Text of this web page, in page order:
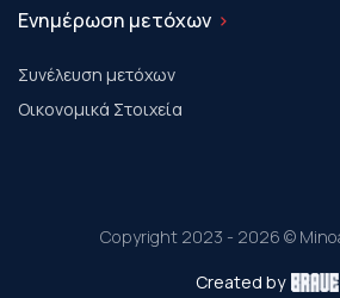
Ενημέρωση μετόχων
Συνέλευση μετόχων
Οικονομικά Στοιχεία
Copyright 2023 - 2026 ©
Created by